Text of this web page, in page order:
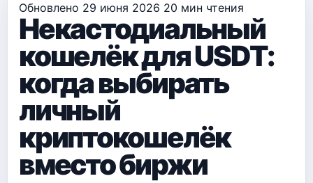
Обновлено 29 июня 2026 20 мин чтения
Некастодиальный
кошелёк для USDT:
когда выбирать
личный
криптокошелёк
вместо биржи